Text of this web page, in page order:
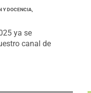
Y DOCENCIA,
ya se
canal de